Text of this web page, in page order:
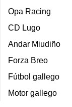
Opa Racing
CD Lugo
Andar Miudiño
Forza Breo
Fútbol gallego
Motor gallego